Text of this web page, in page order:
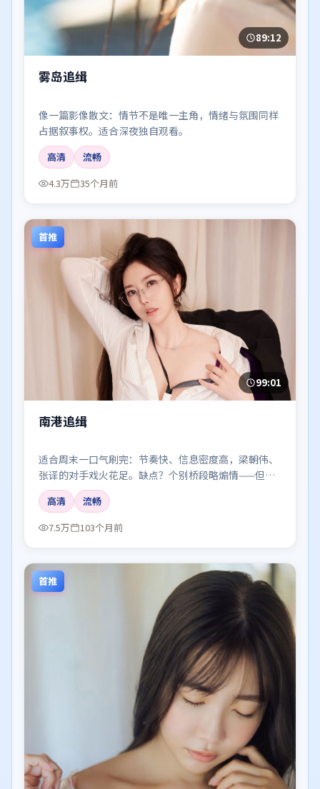
89:12
雾岛追缉
像一篇影像散文：情节不是唯一主角，情绪与氛围同样
占据叙事权。适合深夜独自观看。
高清
流畅
4.3万
35个月前
首推
99:01
南港追缉
适合周末一口气刷完：节奏快、信息密度高，梁朝伟、
张译的对手戏火花足。缺点？个别桥段略煽情——但瑕
不掩瑜。
高清
流畅
7.5万
103个月前
首推